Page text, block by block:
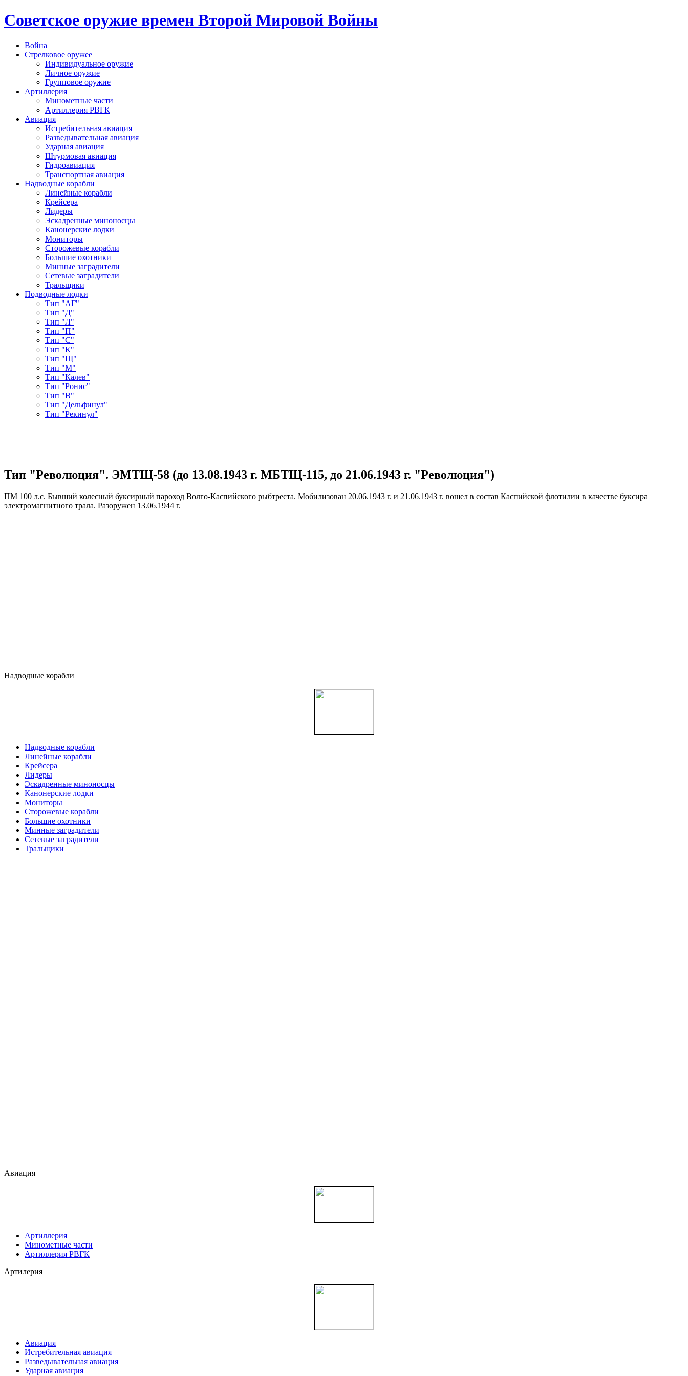
Cоветское оружие времен Второй Мировой Войны
Война
Стрелковое оружее
Индивидуальное оружие
Личное оружие
Групповое оружие
Артиллерия
Минометные части
Артиллерия РВГК
Авиация
Истребительная авиация
Разведывательная авиация
Ударная авиация
Штурмовая авиация
Гидроавиация
Транспортная авиация
Надводные корабли
Линейные корабли
Крейсера
Лидеры
Эскадренные миноносцы
Канонерские лодки
Мониторы
Сторожевые корабли
Большие охотники
Минные заградители
Сетевые заградители
Тральщики
Подводные лодки
Тип "АГ"
Тип "Д"
Тип "Л"
Тип "П"
Тип "С"
Тип "К"
Тип "Щ"
Тип "М"
Тип "Калев"
Тип "Ронис"
Тип "В"
Тип "Дельфинул"
Тип "Рекинул"
Тип "Революция". ЭМТЩ-58 (до 13.08.1943 г. МБТЩ-115, до 21.06.1943 г. "Революция")
ПМ 100 л.с. Бывший колесный буксирный пароход Волго-Каспийского рыбтреста. Мобилизован 20.06.1943 г. и 21.06.1943 г. вошел в состав Каспийской флотилии в качестве буксира
электромагнитного трала. Разоружен 13.06.1944 г.
Надводные корабли
Надводные корабли
Линейные корабли
Крейсера
Лидеры
Эскадренные миноносцы
Канонерские лодки
Мониторы
Сторожевые корабли
Большие охотники
Минные заградители
Сетевые заградители
Тральщики
Авиация
Артиллерия
Минометные части
Артиллерия РВГК
Артилерия
Авиация
Истребительная авиация
Разведывательная авиация
Ударная авиация